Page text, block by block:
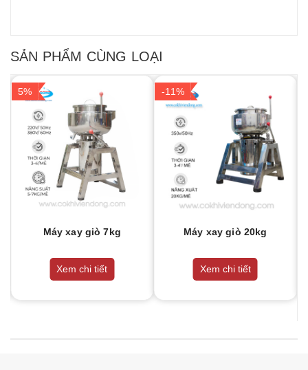
SẢN PHẨM CÙNG LOẠI
5%
Máy xay giò 7kg
Xem chi tiết
-11%
Máy xay giò 20kg
Xem chi tiết